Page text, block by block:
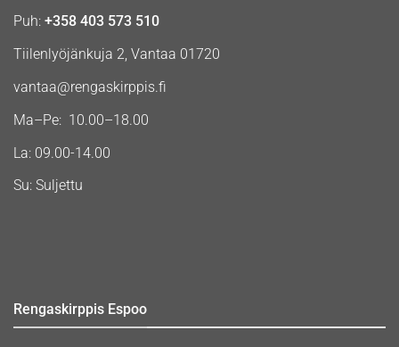
Puh: +358 403 573 510
Tiilenlyöjänkuja 2, Vantaa 01720
vantaa@rengaskirppis.fi
Ma–Pe: 10.00–18.00
La: 09.00-14.00
Su: Suljettu
Rengaskirppis Espoo